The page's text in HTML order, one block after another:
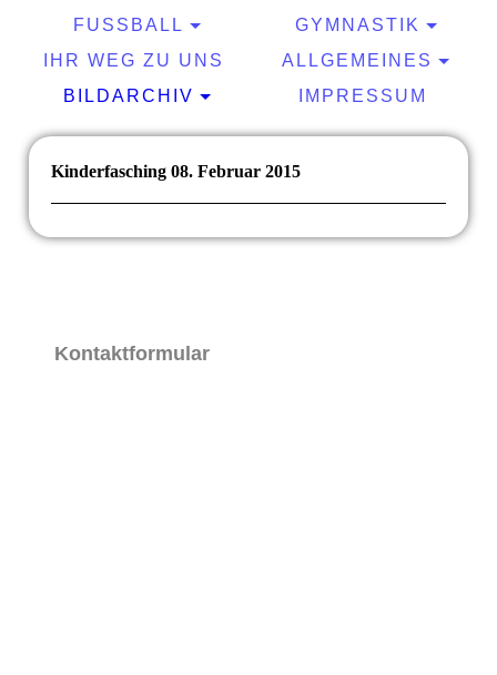
FUSSBALL
GYMNASTIK
IHR WEG ZU UNS
ALLGEMEINES
BILDARCHIV
IMPRESSUM
Kinderfasching 08. Februar 2015
Kontaktformular